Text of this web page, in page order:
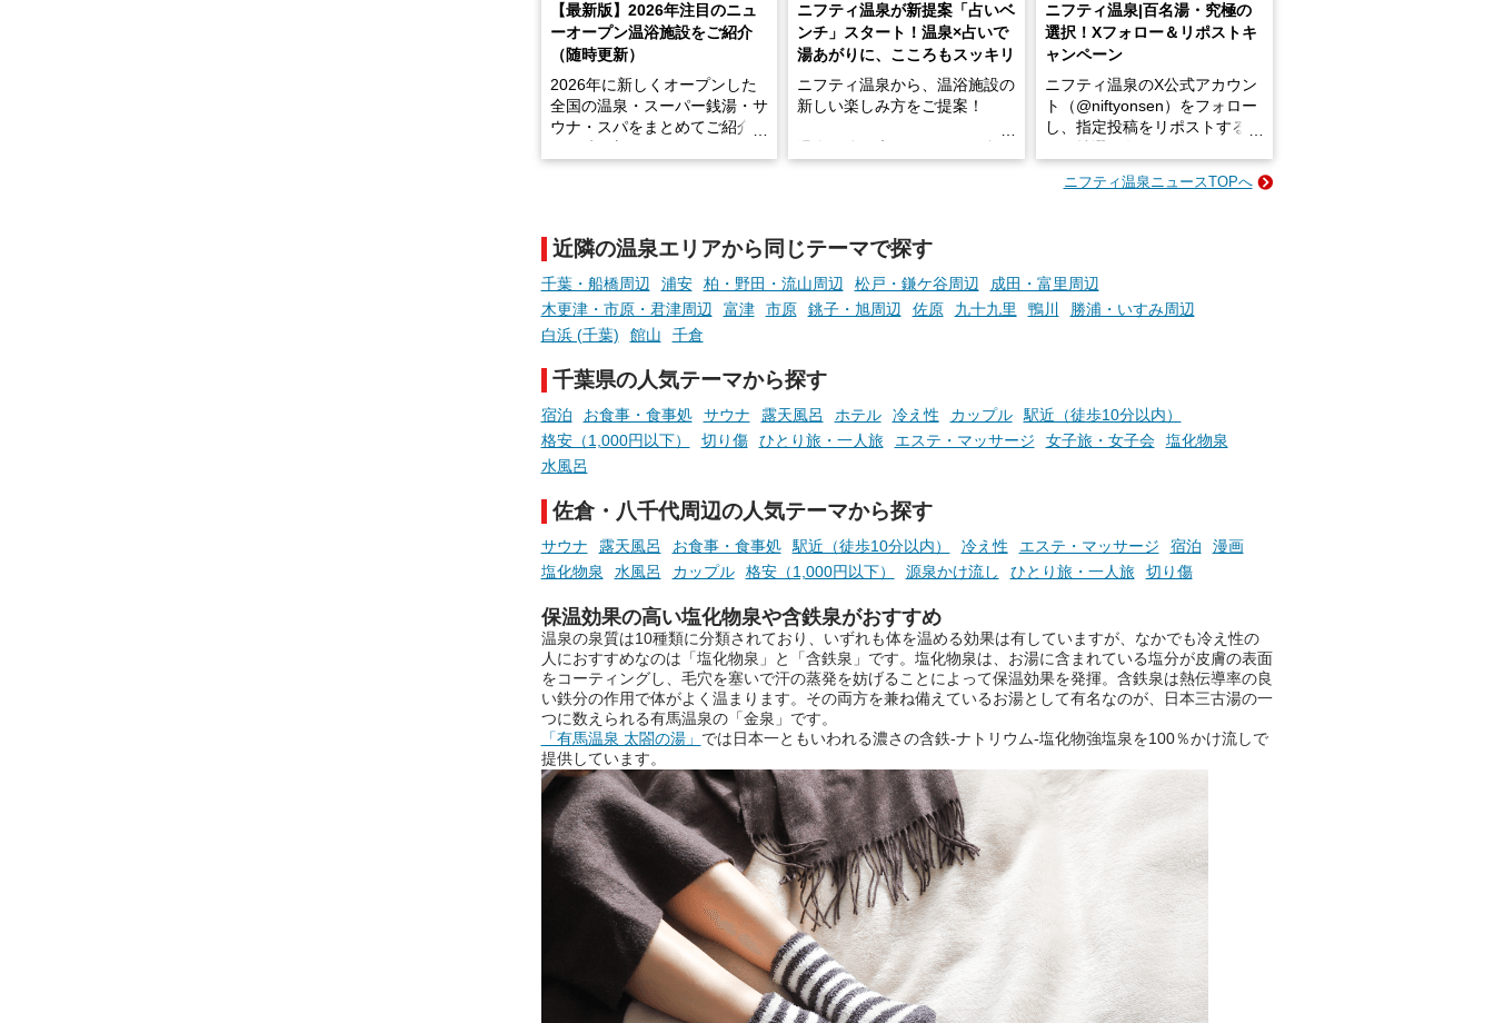
【最新版】2026年注目のニュ
ーオープン温浴施設をご紹介
（随時更新）
2026年に新しくオープンした
全国の温泉・スーパー銭湯・サ
ウナ・スパをまとめてご紹介！
います。
現地取材記事もあわせて紹介し
ていますので、気になる施設は
ぜひチェックして次のおでかけ
先の参考にしてみてください
ニフティ温泉が新提案「占いベ
ンチ」スタート！温泉×占いで
湯あがりに、こころもスッキリ
ニフティ温泉から、温浴施設の
新しい楽しみ方をご提案！
手相やタロットなど気軽に楽し
める占いで、“ととのう”おふろ
時間を、もっと特別に。
ニフティ温泉|百名湯・究極の
選択！Xフォロー＆リポストキ
ャンペーン
ニフティ温泉のX公式アカウン
ト（@niftyonsen）をフォロー
し、指定投稿をリポストする
GIFT500円分をプレゼントい
ニフティ温泉ニュースTOPへ
近隣の温泉エリアから同じテーマで探す
千葉・船橋周辺 浦安 柏・野田・流山周辺 松戸・鎌ケ谷周辺
成田・富里周辺
木更津・市原・君津周辺
富津 市原 銚子・旭周辺 佐原 九十九里 鴨川
勝浦・いすみ周辺
白浜 (千葉)
館山 千倉
千葉県の人気テーマから探す
宿泊 お食事・食事処 サウナ 露天風呂 ホテル 冷え性 カップル
駅近（徒歩10分以内）
格安（1,000円以下）
切り傷 ひとり旅・一人旅 エステ・マッサージ 女子旅・女子会
塩化物泉
水風呂
佐倉・八千代周辺の人気テーマから探す
サウナ 露天風呂 お食事・食事処 駅近（徒歩10分以内） 冷え性 エステ・マッサージ 宿泊
漫画
塩化物泉
水風呂 カップル 格安（1,000円以下） 源泉かけ流し ひとり旅・一人旅 切り傷
保温効果の高い塩化物泉や含鉄泉がおすすめ
温泉の泉質は10種類に分類されており、いずれも体を温める効果は有していますが、なかでも冷え性の
人におすすめなのは「塩化物泉」と「含鉄泉」です。塩化物泉は、お湯に含まれている塩分が皮膚の表面
をコーティングし、毛穴を塞いで汗の蒸発を妨げることによって保温効果を発揮。含鉄泉は熱伝導率の良
い鉄分の作用で体がよく温まります。その両方を兼ね備えているお湯として有名なのが、日本三古湯の一
つに数えられる有馬温泉の「金泉」です。
「有馬温泉 太閤の湯」 では日本一ともいわれる濃さの含鉄-ナトリウム-塩化物強塩泉を100％かけ流しで
提供しています。